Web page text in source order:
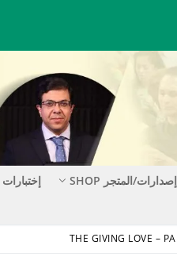
إصدارات/المتجر SHOP إختبارات